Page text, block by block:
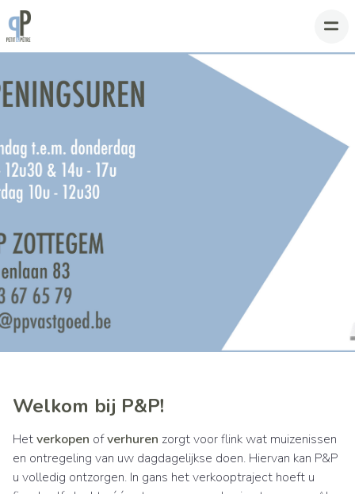
Welkom bij P&P!
Hetverkopen ofverhuren zorgt voor flink wat muizenissen
en ontregeling van uw dagdagelijkse doen. Hiervan kan P&P
u volledig ontzorgen. In gans het verkooptraject hoeft u